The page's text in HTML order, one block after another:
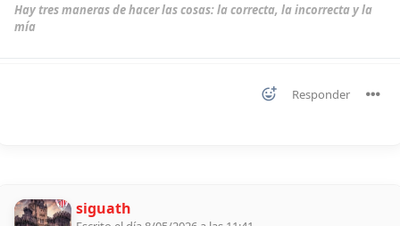
Hay tres maneras de hacer las cosas: la correcta, la incorrecta y la
mía
Responder
siguath